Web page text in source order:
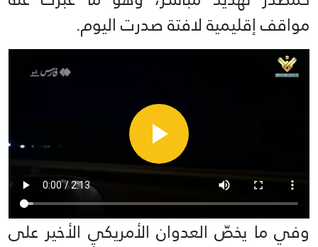
مواقف إقليمية لافتة صدرت اليوم.
وفي ما يخصّ العدوان الأمريكي الأخير على